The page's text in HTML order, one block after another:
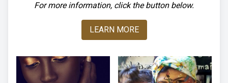
For more information, click the button below.
LEARN MORE